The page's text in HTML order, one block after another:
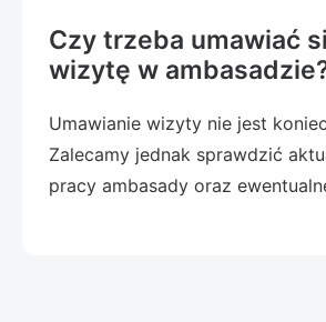
Czy trzeba umawiać
wizytę w
Umawianie wizyty nie jest
Zalecamy jednak sprawdzić
pracy ambasady oraz